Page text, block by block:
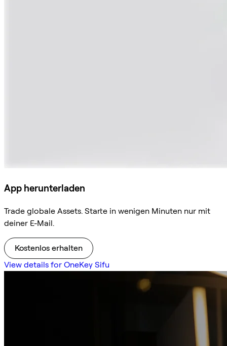
App herunterladen
Trade globale Assets. Starte in wenigen Minuten nur mit
deiner E-Mail.
Kostenlos erhalten
View details for OneKey Sifu